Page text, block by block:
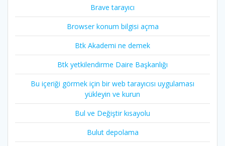
Brave tarayıcı
Browser konum bilgisi açma
Btk Akademi ne demek
Btk yetkilendirme Daire Başkanlığı
Bu içeriği görmek için bir web tarayıcısı uygulaması
yükleyin ve kurun
Bul ve Değiştir kısayolu
Bulut depolama